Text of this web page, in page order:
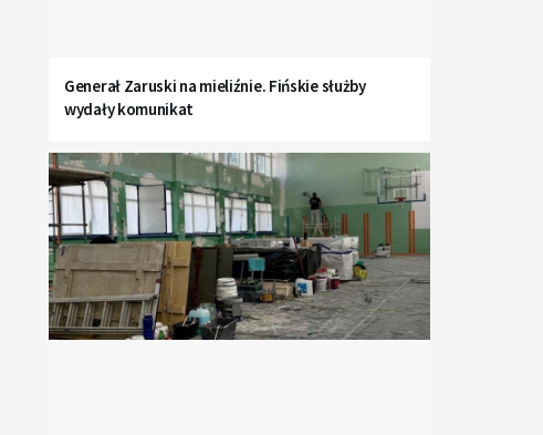
Generał Zaruski na mieliźnie. Fińskie służby
wydały komunikat